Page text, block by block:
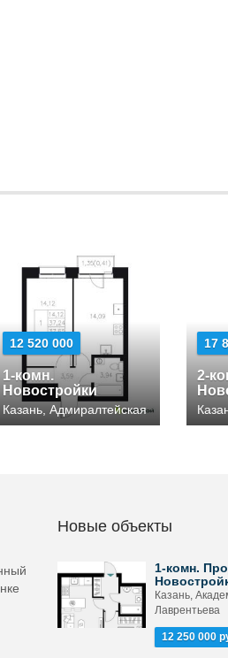
12 520 000
1-комн.
Новостройки
Казань, Адмиралтейская
17
2-
Новые объекты
1-комн.
Казань,
Лаврентьева
12 250 000